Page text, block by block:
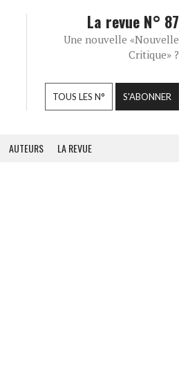
La revue N° 87
Une nouvelle «Nouvelle
Critique» ?
TOUS LES N° S'ABONNER
AUTEURS LA REVUE